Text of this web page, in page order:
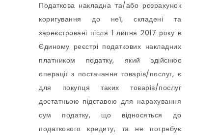
Податкова накладна та/або розрахунок
коригування до неї, складені та
зареєстровані після 1 липня 2017 року в
Єдиному реєстрі податкових накладних
платником податку, який здійснює
операції з постачання товарів/послуг, є
для покупця таких товарів/послуг
достатньою підставою для нарахування
сум податку, що відносяться до
податкового кредиту, та не потребує